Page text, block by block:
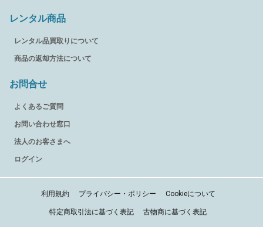
レンタル商品
レンタル品買取りについて
商品の返却方法について
お問合せ
よくあるご質問
お問い合わせ窓口
法人のお客さまへ
ログイン
利用規約 プライバシー・ポリシー Cookieについて
特定商取引法に基づく表記 古物商に基づく表記